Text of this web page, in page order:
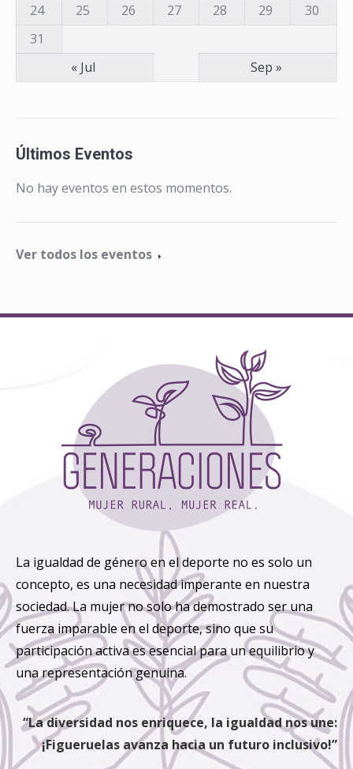
24
25 26 27 28 29
30
31
« Jul
Sep »
Últimos Eventos
No hay eventos en estos momentos.
Ver todos los eventos
La igualdad de género en el deporte no es solo un
concepto, es una necesidad imperante en nuestra
sociedad. La mujer no solo ha demostrado ser una
fuerza imparable en el deporte, sino que su
participación activa es esencial para un equilibrio y
una representación genuina.
“La diversidad nos enriquece, la igualdad nos une:
¡Figueruelas avanza hacia un futuro inclusivo!”